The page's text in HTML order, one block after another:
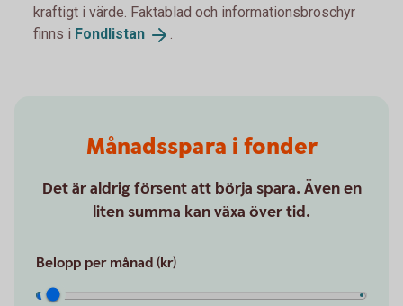
kraftigt i värde. Faktablad och informationsbroschyr
finns i Fondlistan .
Månadsspara i fonder
Det är aldrig försent att börja spara. Även en
liten summa kan växa över tid.
Belopp per månad (kr)